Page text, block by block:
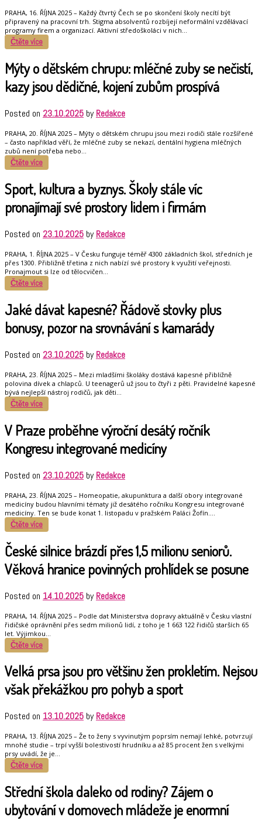
PRAHA, 16. ŘÍJNA 2025 – Každý čtvrtý Čech se po skončení školy necítí být
připravený na pracovní trh. Stigma absolventů rozbíjejí neformální vzdělávací
programy firem a organizací. Aktivní středoškoláci v nich…
Čtěte více
Mýty o dětském chrupu: mléčné zuby se nečistí,
kazy jsou dědičné, kojení zubům prospívá
Posted on 23.10.2025 byRedakce
PRAHA, 20. ŘÍJNA 2025 – Mýty o dětském chrupu jsou mezi rodiči stále rozšířené
– často například věří, že mléčné zuby se nekazí, dentální hygiena mléčných
zubů není potřeba nebo…
Čtěte více
Sport, kultura a byznys. Školy stále víc
pronajímají své prostory lidem i firmám
Posted on 23.10.2025 byRedakce
PRAHA, 1. ŘÍJNA 2025 – V Česku funguje téměř 4300 základních škol, středních je
přes 1300. Přibližně třetina z nich nabízí své prostory k využití veřejnosti.
Pronajmout si lze od tělocvičen…
Čtěte více
Jaké dávat kapesné? Řádově stovky plus
bonusy, pozor na srovnávání s kamarády
Posted on 23.10.2025 byRedakce
PRAHA, 23. ŘÍJNA 2025 – Mezi mladšími školáky dostává kapesné přibližně
polovina dívek a chlapců. U teenagerů už jsou to čtyři z pěti. Pravidelné kapesné
bývá nejlepší nástroj rodičů, jak děti…
Čtěte více
V Praze proběhne výroční desátý ročník
Kongresu integrované medicíny
Posted on 23.10.2025 byRedakce
PRAHA, 23. ŘÍJNA 2025 – Homeopatie, akupunktura a další obory integrované
medicíny budou hlavními tématy již desátého ročníku Kongresu integrované
medicíny. Ten se bude konat 1. listopadu v pražském Paláci Žofín.…
Čtěte více
České silnice brázdí přes 1,5 milionu seniorů.
Věková hranice povinných prohlídek se posune
Posted on 14.10.2025 byRedakce
PRAHA, 14. ŘÍJNA 2025 – Podle dat Ministerstva dopravy aktuálně v Česku vlastní
řidičské oprávnění přes sedm milionů lidí, z toho je 1 663 122 řidičů starších 65
let. Výjimkou…
Čtěte více
Velká prsa jsou pro většinu žen prokletím. Nejsou
však překážkou pro pohyb a sport
Posted on 13.10.2025 byRedakce
PRAHA, 13. ŘÍJNA 2025 – Že to ženy s vyvinutým poprsím nemají lehké, potvrzují
mnohé studie – trpí vyšší bolestivostí hrudníku a až 85 procent žen s velkými
prsy uvádí, že je…
Čtěte více
Střední škola daleko od rodiny? Zájem o
ubytování v domovech mládeže je enormní